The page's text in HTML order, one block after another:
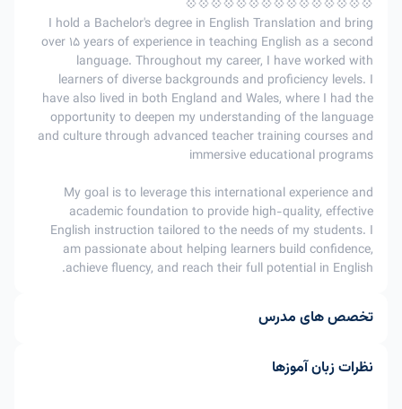
تومان سوخت شده و 100 هزار تومان دیگر به کیف پول زبان
آموز برگشت خواهد شد.
💠💠💠💠💠💠💠💠💠💠💠💠💠💠💠
I hold a Bachelor's degree in English Translation and bring
over 15 years of experience in teaching English as a second
language. Throughout my career, I have worked with
learners of diverse backgrounds and proficiency levels. I
have also lived in both England and Wales, where I had the
opportunity to deepen my understanding of the language
and culture through advanced teacher training courses and
immersive educational programs
My goal is to leverage this international experience and
academic foundation to provide high-quality, effective
English instruction tailored to the needs of my students. I
am passionate about helping learners build confidence,
achieve fluency, and reach their full potential in English.
تخصص های مدرس
نظرات زبان آموزها